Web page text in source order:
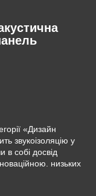
«Дизайн
звукоізоляцію у
собі досвід
низьких